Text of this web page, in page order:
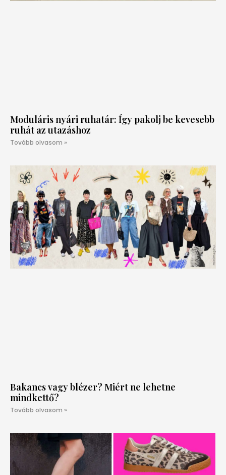
Moduláris nyári ruhatár: Így pakolj be kevesebb
ruhát az utazáshoz
Tovább olvasom »
Bakancs vagy blézer? Miért ne lehetne
mindkettő?
Tovább olvasom »